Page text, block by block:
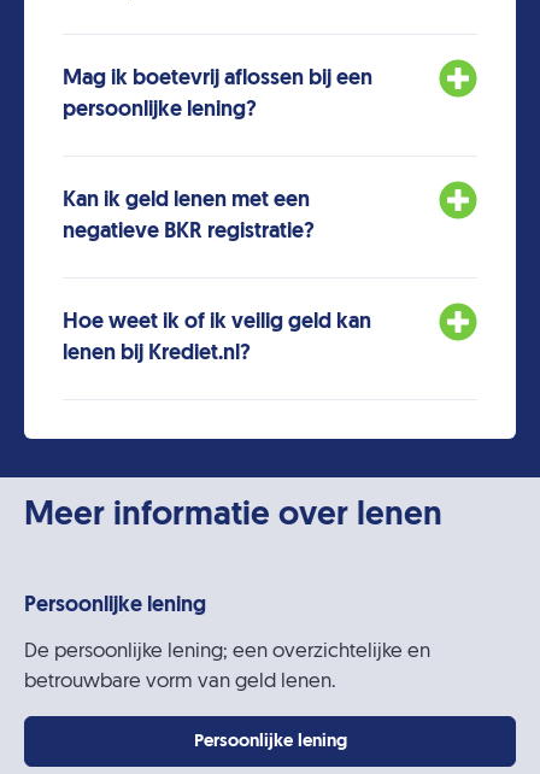
Mag ik boetevrij aflossen bij een
persoonlijke lening?
Kan ik geld lenen met een
negatieve BKR registratie?
Hoe weet ik of ik veilig geld kan
lenen bij Krediet.nl?
Meer informatie over lenen
Persoonlijke lening
De persoonlijke lening; een overzichtelijke en
betrouwbare vorm van geld lenen.
Persoonlijke lening